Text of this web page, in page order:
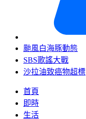
颱風白海豚動態
SBS歌謠大戰
沙拉油致癌物超標
首頁
即時
生活